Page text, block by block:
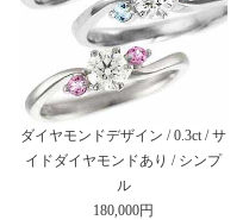
ダイヤモンドデザイン / 0.3ct / サ
イドダイヤモンドあり / シンプ
ル
180,000円